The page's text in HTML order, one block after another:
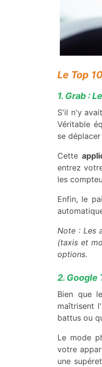
Le Top
1. Grab :
S'il n'y
Véritable
se
Cette
entrez
les
Enfin, le
Note : Les
(taxis et
options.
2. Google
Bien que
maîtrisent
battus ou
Le mode
votre
une